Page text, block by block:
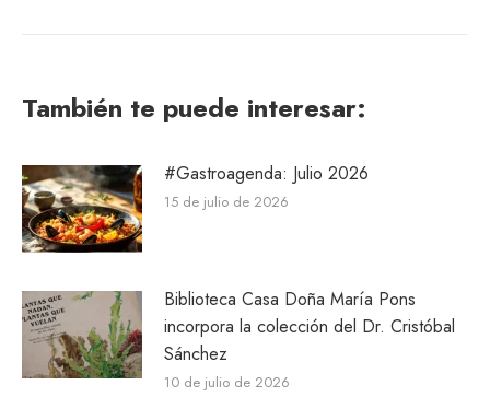
También te puede interesar:
#Gastroagenda: Julio 2026
15 de julio de 2026
Biblioteca Casa Doña María Pons
incorpora la colección del Dr. Cristóbal
Sánchez
10 de julio de 2026